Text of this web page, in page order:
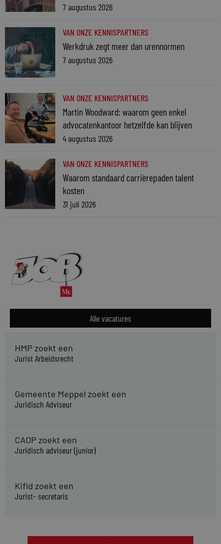
7 augustus 2026
VAN ONZE KENNISPARTNERS
Werkdruk zegt meer dan urennormen
7 augustus 2026
VAN ONZE KENNISPARTNERS
Martin Woodward: waarom geen enkel
advocatenkantoor hetzelfde kan blijven
4 augustus 2026
VAN ONZE KENNISPARTNERS
Waarom standaard carrièrepaden talent
kosten
31 juli 2026
Alle vacatures
HMP zoekt een
Jurist Arbeidsrecht
Gemeente Meppel zoekt een
Juridisch Adviseur
CAOP zoekt een
Juridisch adviseur (junior)
Kifid zoekt een
Jurist- secretaris